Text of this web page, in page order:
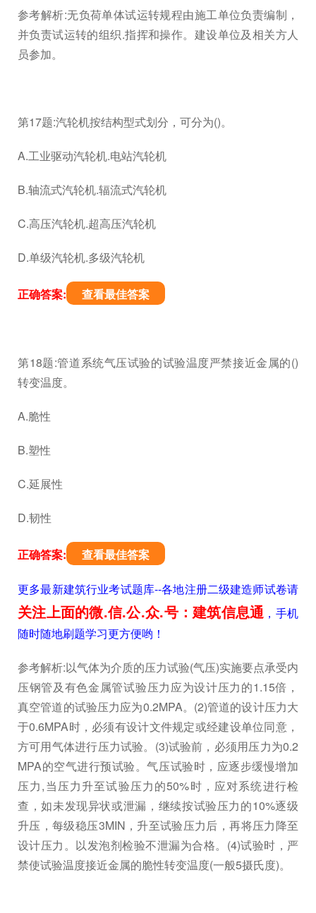
参考解析:无负荷单体试运转规程由施工单位负责编制，
并负责试运转的组织.指挥和操作。建设单位及相关方人
员参加。
第17题:汽轮机按结构型式划分，可分为()。
A.工业驱动汽轮机.电站汽轮机
B.轴流式汽轮机.辐流式汽轮机
C.高压汽轮机.超高压汽轮机
D.单级汽轮机.多级汽轮机
正确答案: 查看最佳答案
第18题:管道系统气压试验的试验温度严禁接近金属的()
转变温度。
A.脆性
B.塑性
C.延展性
D.韧性
正确答案: 查看最佳答案
更多最新建筑行业考试题库--各地注册二级建造师试卷请
关注上面的微.信.公.众.号：建筑信息通，手机
随时随地刷题学习更方便哟！
参考解析:以气体为介质的压力试验(气压)实施要点承受内
压钢管及有色金属管试验压力应为设计压力的1.15倍，
真空管道的试验压力应为0.2MPA。(2)管道的设计压力大
于0.6MPA时，必须有设计文件规定或经建设单位同意，
方可用气体进行压力试验。(3)试验前，必须用压力为0.2
MPA的空气进行预试验。气压试验时，应逐步缓慢增加
压力,当压力升至试验压力的50%时，应对系统进行检
查，如未发现异状或泄漏，继续按试验压力的10%逐级
升压，每级稳压3MIN，升至试验压力后，再将压力降至
设计压力。以发泡剂检验不泄漏为合格。(4)试验时，严
禁使试验温度接近金属的脆性转变温度(一般5摄氏度)。